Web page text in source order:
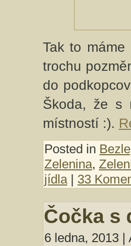
Tak to
trochu
do
Škoda, že s
místností :).
Posted in
Zelenina,
jídla| 33
Čočka s
6 ledna, 2013